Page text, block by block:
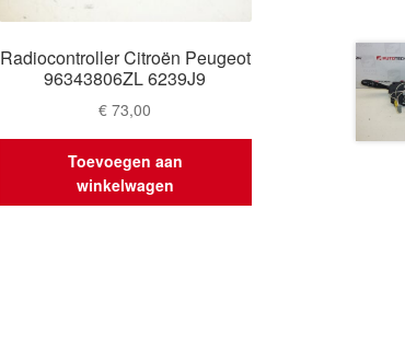
Radiocontroller Citroën Peugeot
96343806ZL 6239J9
€ 73,00
Toevoegen aan
winkelwagen